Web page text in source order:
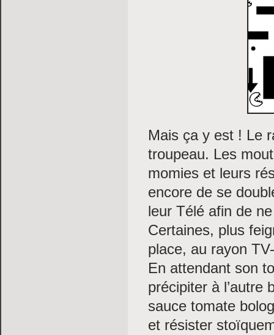
Mais ça y est ! Le
troupeau. Les
momies et leurs
encore de se
leur Télé afin de
Certaines, plus
place, au rayon
En attendant son
précipiter à l’autre
sauce tomate
et résister